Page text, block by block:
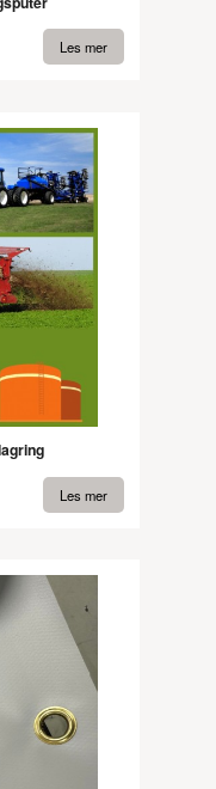
Les mer
Les mer